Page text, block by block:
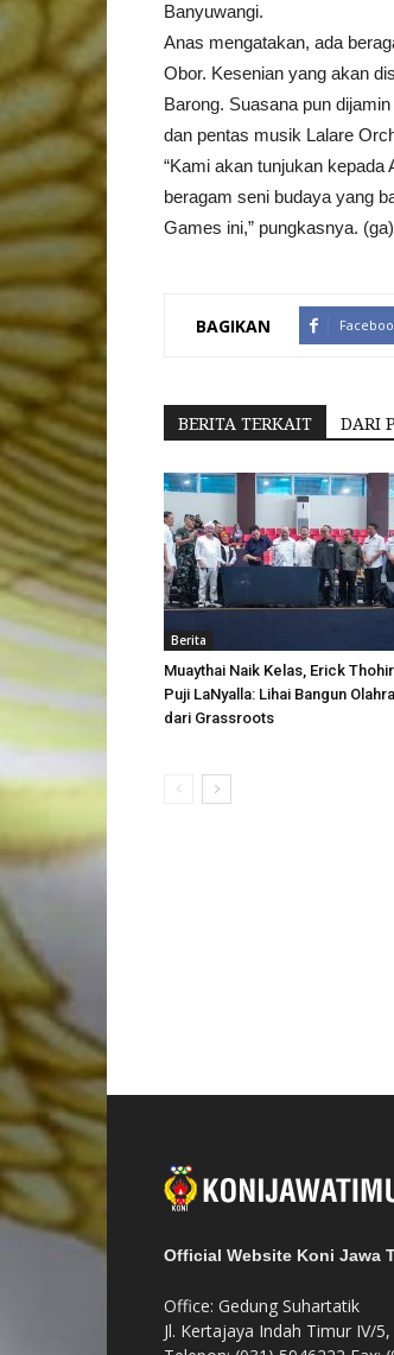
Banyuwangi.
Anas mengatakan, ada
Obor. Kesenian yang akan
Barong. Suasana pun
dan pentas musik Lalare
“Kami akan tunjukan
beragam seni budaya yang
Games ini,” pungkasnya. (ga)
BAGIKAN
BERITA TERKAIT DARI
Berita
Muaythai Naik Kelas, Erick Thohir
Puji LaNyalla: Lihai Bangun
dari Grassroots
Official Website Koni Jawa
Office: Gedung Suhartatik
Jl. Kertajaya Indah Timur IV/